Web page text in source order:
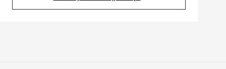
(Opens in new tab)